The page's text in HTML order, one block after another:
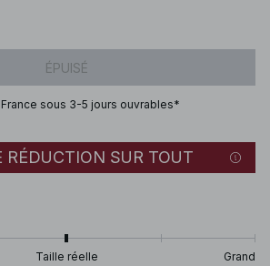
ÉPUISÉ
sous 3-5 jours ouvrables*
RÉDUCTION SUR TOUT
Taille réelle Grand